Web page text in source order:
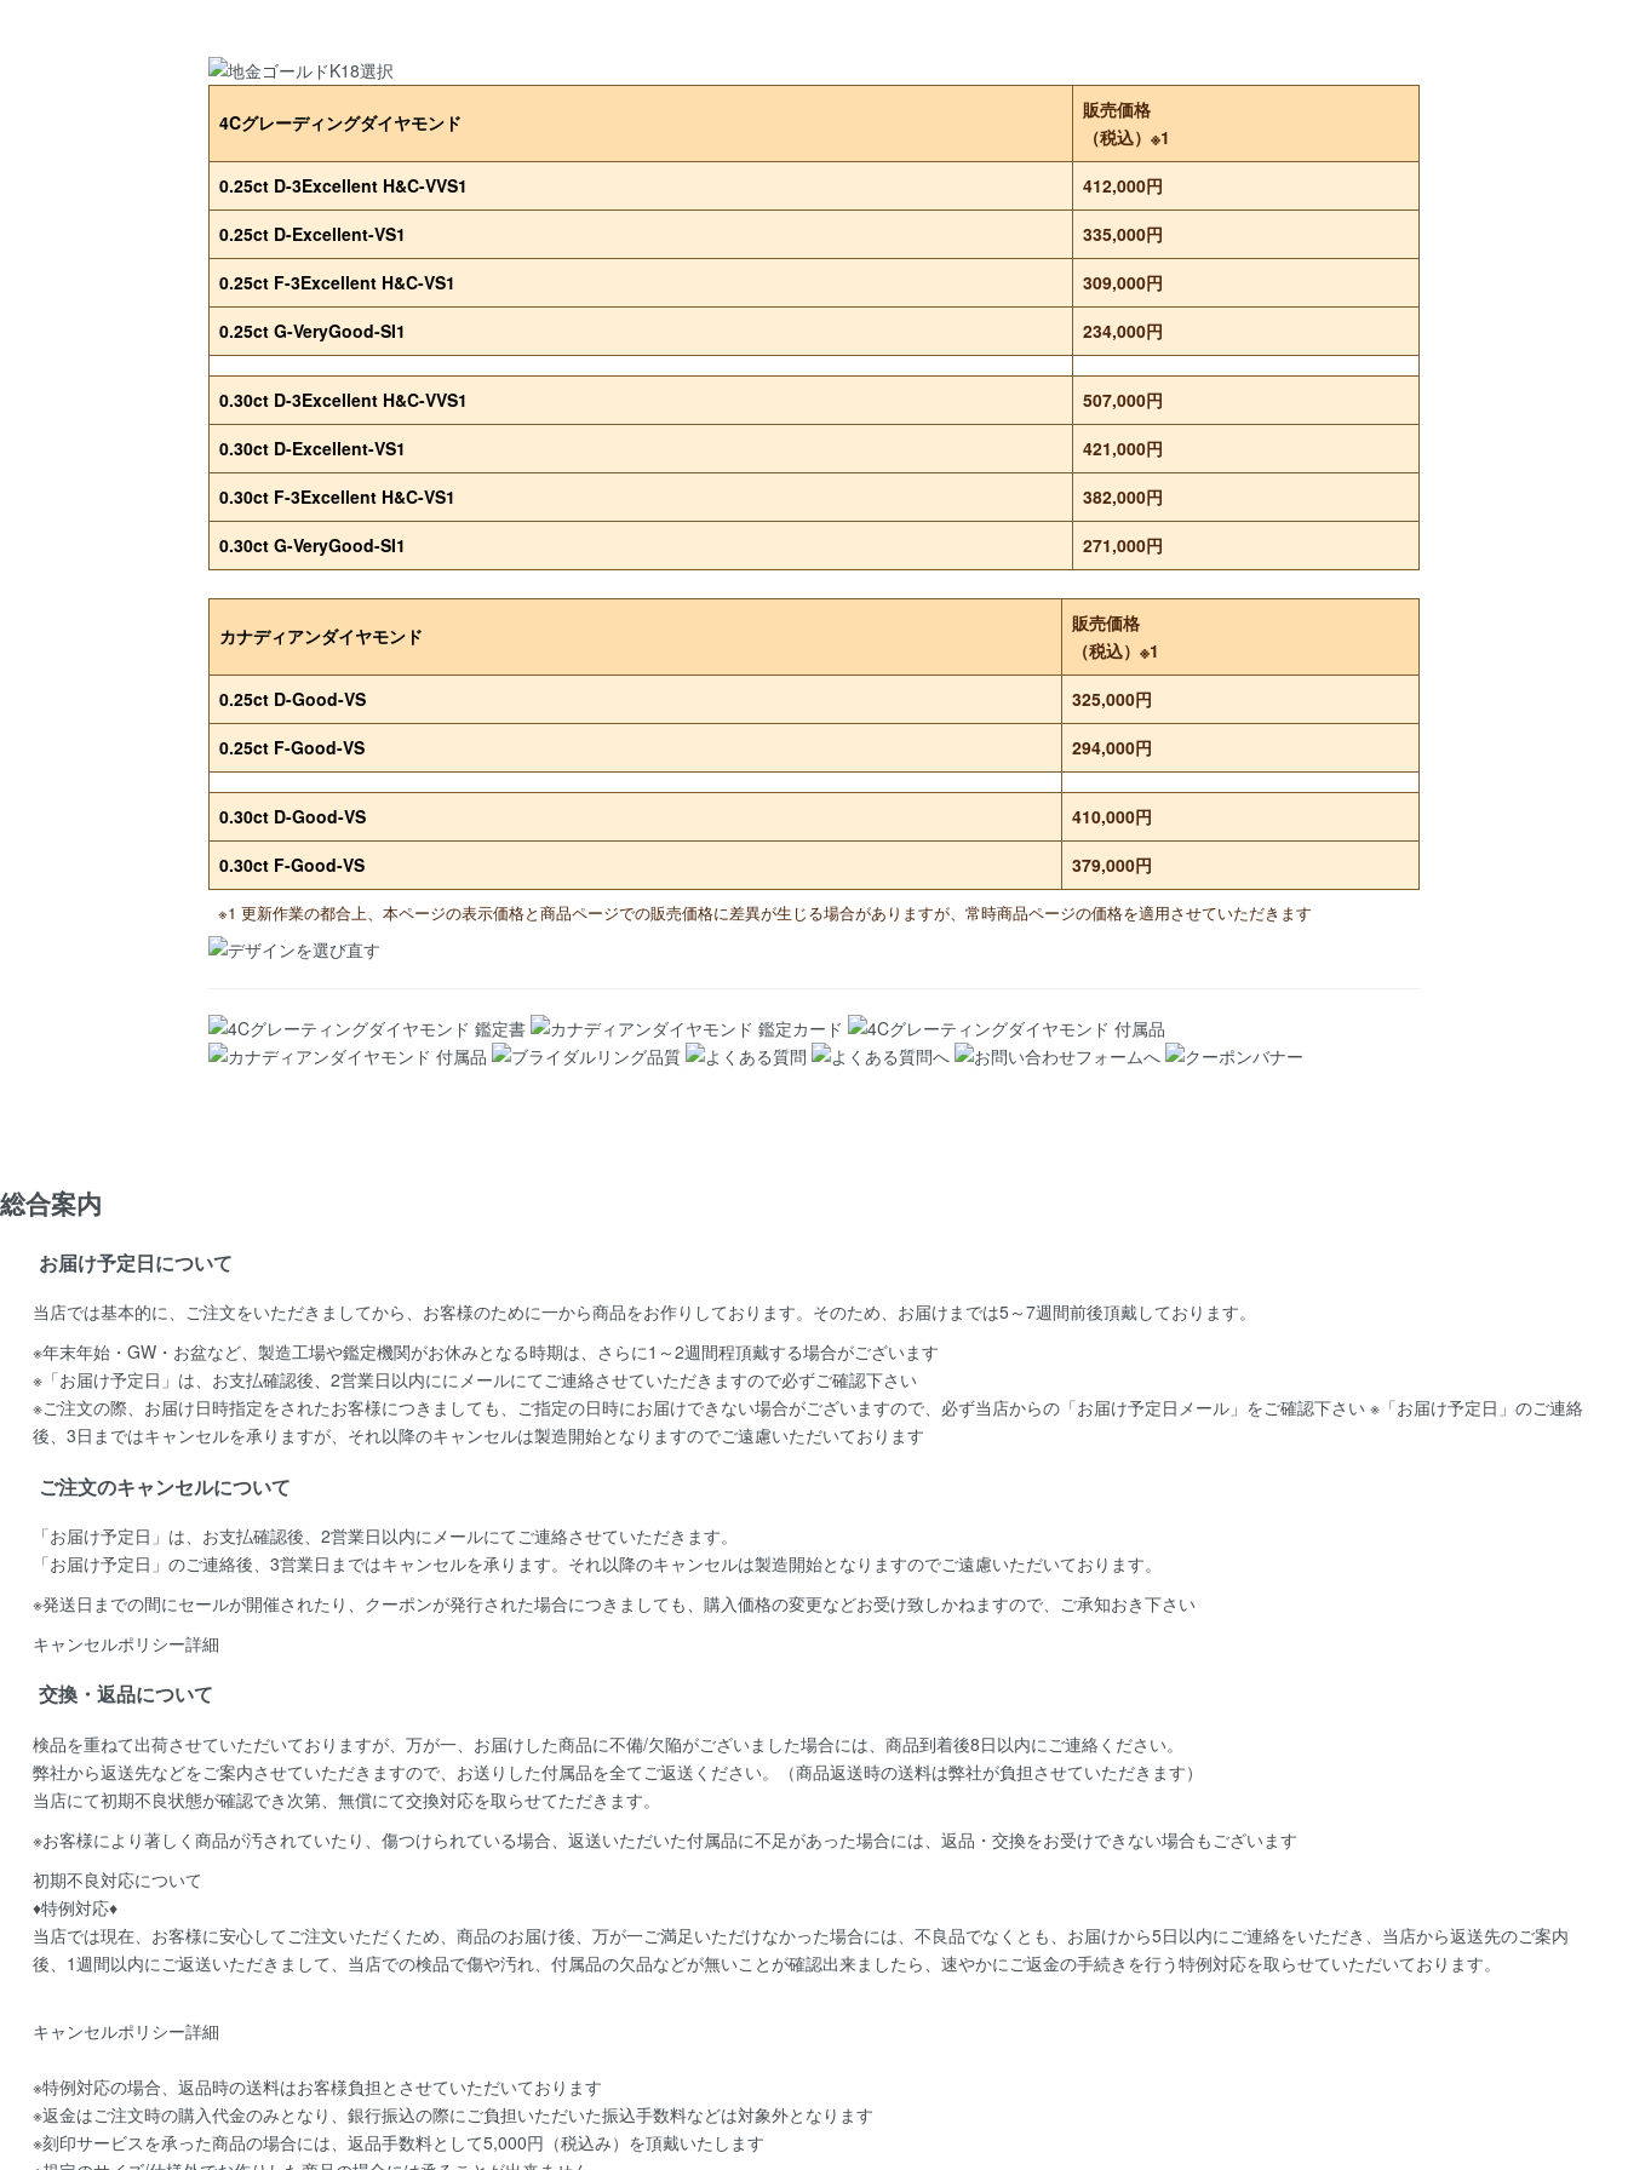
4Cグレーディングダイヤモンド
販売価格
（税込）※1
0.25ct D-3Excellent H&C-VVS1
412,000円
0.25ct D-Excellent-VS1
335,000円
0.25ct F-3Excellent H&C-VS1
309,000円
0.25ct G-VeryGood-SI1
234,000円
0.30ct D-3Excellent H&C-VVS1
507,000円
0.30ct D-Excellent-VS1
421,000円
0.30ct F-3Excellent H&C-VS1
382,000円
0.30ct G-VeryGood-SI1
271,000円
カナディアンダイヤモンド
販売価格
（税込）※1
0.25ct D-Good-VS
325,000円
0.25ct F-Good-VS
294,000円
0.30ct D-Good-VS
410,000円
0.30ct F-Good-VS
379,000円
※1 更新作業の都合上、本ページの表示価格と商品ページでの販売価格に差異が生じる場合がありますが、常時商品ページの価格を適用させていただきます
総合案内
お届け予定日について
当店では基本的に、ご注文をいただきましてから、お客様のために一から商品をお作りしております。そのため、お届けまでは5～7週間前後頂戴しております。
※年末年始・GW・お盆など、製造工場や鑑定機関がお休みとなる時期は、さらに1～2週間程頂戴する場合がございます
※「お届け予定日」は、お支払確認後、2営業日以内ににメールにてご連絡させていただきますので必ずご確認下さい
※ご注文の際、お届け日時指定をされたお客様につきましても、ご指定の日時にお届けできない場合がございますので、必ず当店からの「お届け予定日メール」をご確認下さい ※「お届け予定日」のご連絡
後、3日まではキャンセルを承りますが、それ以降のキャンセルは製造開始となりますのでご遠慮いただいております
ご注文のキャンセルについて
「お届け予定日」は、お支払確認後、 2営業日以内にメールにてご連絡させていただきます。
「お届け予定日」のご連絡後、 3営業日まではキャンセルを承ります。 それ以降のキャンセルは製造開始となりますのでご遠慮いただいております。
※発送日までの間にセールが開催されたり、クーポンが発行された場合につきましても、購入価格の変更などお受け致しかねますので、ご承知おき下さい
キャンセルポリシー詳細
交換・返品について
検品を重ねて出荷させていただいておりますが、万が一、お届けした商品に不備/欠陥がございました場合には、 商品到着後8日以内にご連絡ください。
弊社から返送先などをご案内させていただきますので、お送りした付属品を全てご返送ください。（商品返送時の送料は弊社が負担させていただきます）
当店にて初期不良状態が確認でき次第、無償にて交換対応を取らせてただきます。
※お客様により著しく商品が汚されていたり、傷つけられている場合、返送いただいた付属品に不足があった場合には、返品・交換をお受けできない場合もございます
初期不良対応について
♦特例対応♦
当店では現在、お客様に安心してご注文いただくため、商品のお届け後、万が一ご満足いただけなかった場合には、不良品でなくとも、お届けから5日以内にご連絡をいただき、当店から返送先のご案内
後、1週間以内にご返送いただきまして、当店での検品で傷や汚れ、付属品の欠品などが無いことが確認出来ましたら、速やかにご返金の手続きを行う特例対応を取らせていただいております。
キャンセルポリシー詳細
※特例対応の場合、返品時の送料はお客様負担とさせていただいております
※返金はご注文時の購入代金のみとなり、銀行振込の際にご負担いただいた振込手数料などは対象外となります
※刻印サービスを承った商品の場合には、返品手数料として5,000円（税込み）を頂戴いたします